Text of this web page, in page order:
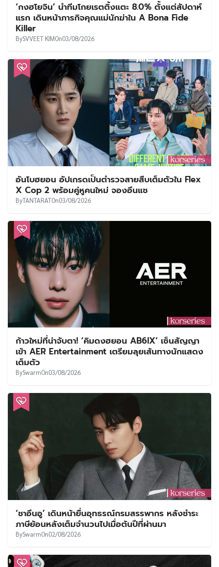
‘กงฮโยจิน’ นำทีมโกยเรตติ้งแตะ 8.0% ตั้งแต่สัปดาห์
แรก เดินหน้าภารกิจคุณแม่นักฆ่าใน A Bona Fide
Killer
BySVVEET KIMOn03/08/2026
อันโบฮยอน อัปเกรดเป็นตำรวจสายสืบเต็มตัวใน Flex
X Cop 2 พร้อมคู่หูคนใหม่ จองอึนแช
ByTANTARATOn03/08/2026
ก้าวใหม่ที่น่าจับตา! ‘คิมดงฮยอน AB6IX’ เซ็นสัญญา
เข้า AER Entertainment เตรียมลุยเส้นทางนักแสดง
เต็มตัว
BySwarmOn03/08/2026
‘ชาอึนอู’ เดินหน้ายื่นอุทธรณ์กรมสรรพากร หลังชำระ
ภาษีย้อนหลังเต็มจำนวนไปเมื่อต้นปีที่ผ่านมา
BySwarmOn02/08/2026